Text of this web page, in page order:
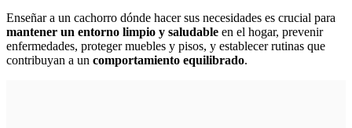
Enseñar a un cachorro dónde hacer sus necesidades es crucial para
mantener un entorno limpio y saludable en el hogar, prevenir
enfermedades, proteger muebles y pisos, y establecer rutinas que
contribuyan a un comportamiento equilibrado.